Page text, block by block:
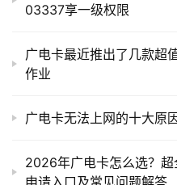
03337享一级权限
广电卡最近推出了几款超
作业
广电卡无法上网的十大原
2026年广电卡怎么选？超